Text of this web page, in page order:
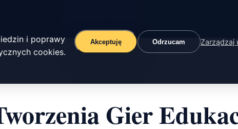
i poprawy
cookies.
Akceptuję Odrzucam Zarządzaj
Gier